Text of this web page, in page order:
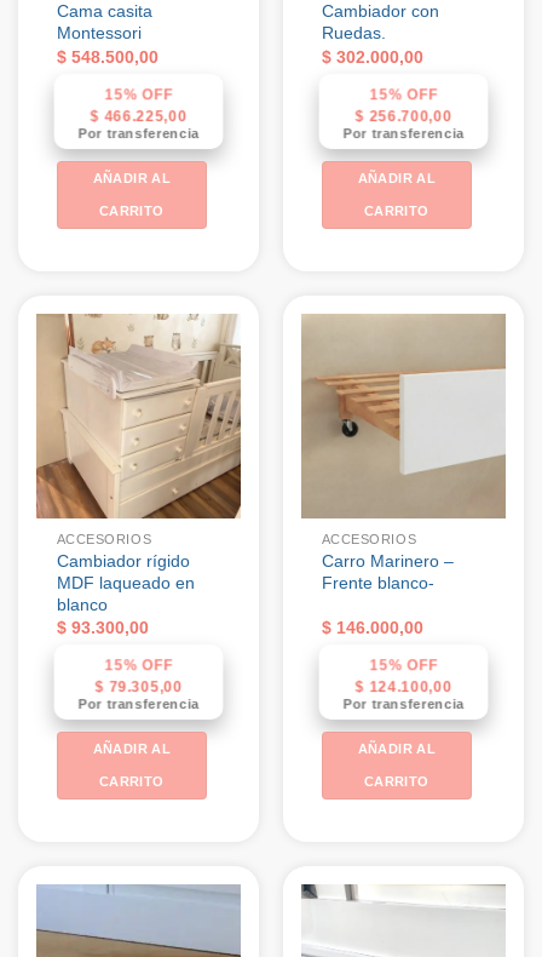
Cama casita
Montessori
$548.500,00
15% OFF
$ 466.225,00
Por transferencia
AÑADIR AL
CARRITO
Cambiador con
Ruedas.
$302.000,00
15% OFF
$ 256.700,00
Por transferencia
AÑADIR AL
CARRITO
ACCESORIOS
Cambiador rígido
MDF laqueado en
blanco
$93.300,00
15% OFF
$ 79.305,00
Por transferencia
AÑADIR AL
CARRITO
ACCESORIOS
Carro Marinero –
Frente blanco-
$146.000,00
15% OFF
$ 124.100,00
Por transferencia
AÑADIR AL
CARRITO